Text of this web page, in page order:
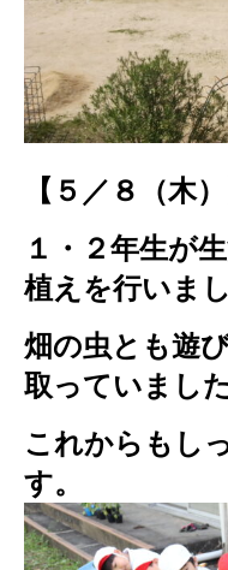
【５／８（木
１・２年生が
植えを行いまし
畑の虫とも遊
取っていました
これからもし
す。